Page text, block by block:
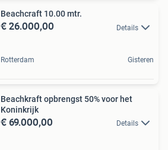
Beachcraft 10.00 mtr.
€ 26.000,00 Details
Rotterdam Gisteren
Beachkraft opbrengst 50% voor het
Koninkrijk
€ 69.000,00 Details